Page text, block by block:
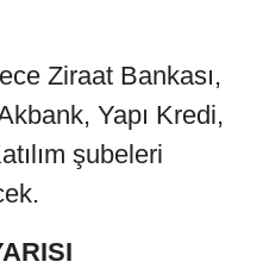
Ziraat Bankası,
Yapı Kredi,
şubeleri